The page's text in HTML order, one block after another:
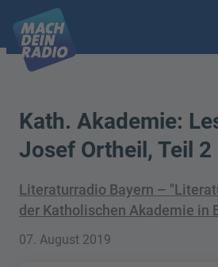
Kath. Akademie:
Josef Ortheil, Teil 2
Literaturradio Bayern –
der Katholischen Akademie in
07. August 2019